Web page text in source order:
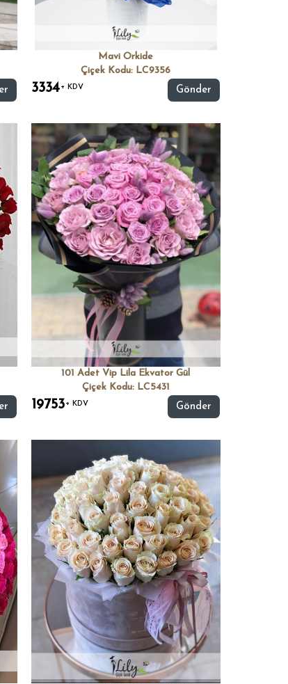
Mavi Orkide
Çiçek Kodu: LC9356
3334 + KDV Gönder
101 Adet Vip Lila Ekvator Gül
Çiçek Kodu: LC5431
19753 + KDV Gönder